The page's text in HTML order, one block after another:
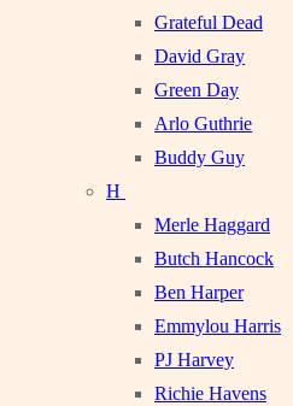
Grateful Dead
David Gray
Green Day
Arlo Guthrie
Buddy Guy
H
Merle Haggard
Butch Hancock
Ben Harper
Emmylou Harris
PJ Harvey
Richie Havens